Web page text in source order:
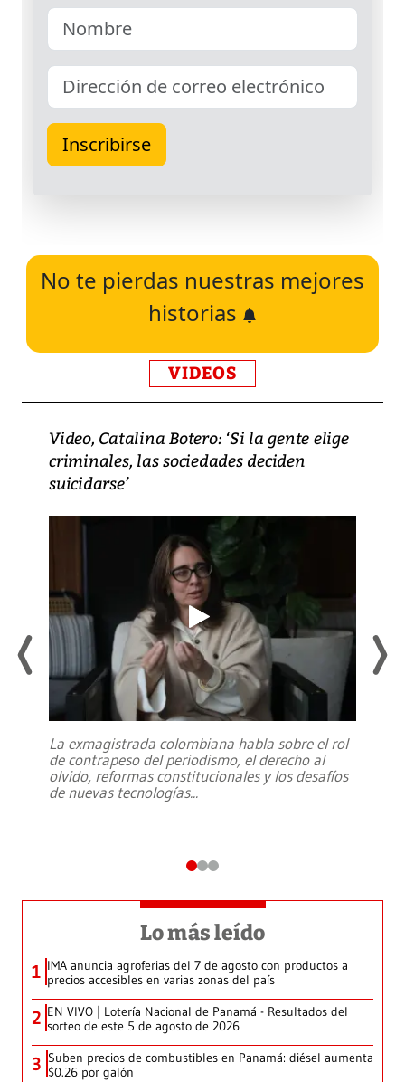
No te pierdas nuestras mejores
historias
VIDEOS
Video, Catalina Botero: ‘Si la gente elige
criminales, las sociedades deciden
suicidarse’
La exmagistrada colombiana habla sobre el rol
de contrapeso del periodismo, el derecho al
olvido, reformas constitucionales y los desafíos
de nuevas tecnologías...
Lo más leído
1 IMA anuncia agroferias del 7 de agosto con productos a
precios accesibles en varias zonas del país
2 EN VIVO | Lotería Nacional de Panamá - Resultados del
sorteo de este 5 de agosto de 2026
3 Suben precios de combustibles en Panamá: diésel aumenta
$0.26 por galón